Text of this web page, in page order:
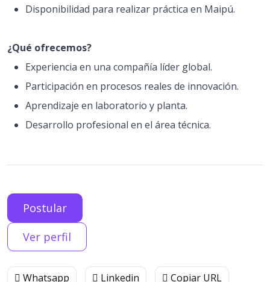
Disponibilidad para realizar práctica en Maipú.
¿Qué ofrecemos?
Experiencia en una compañía líder global.
Participación en procesos reales de innovación.
Aprendizaje en laboratorio y planta.
Desarrollo profesional en el área técnica.
Postular
Ver perfil
Whatsapp Linkedin Copiar URL